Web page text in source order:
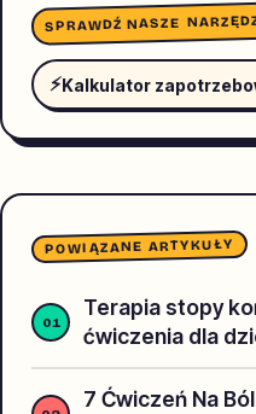
SPRAWDŹ NASZE
⚡Kalkulator
POWIĄZANE ARTYKUŁY
Terapia stopy
ćwiczenia dla
7 Ćwiczeń Na